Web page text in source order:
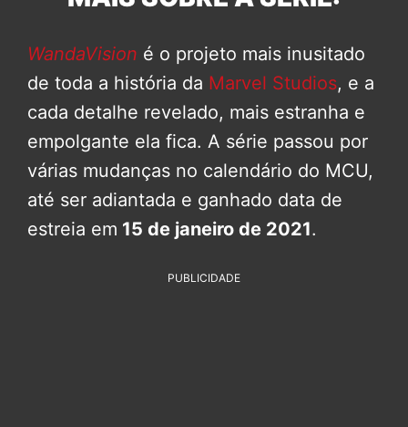
WandaVision é o projeto mais inusitado
de toda a história da Marvel Studios, e a
cada detalhe revelado, mais estranha e
empolgante ela fica. A série passou por
várias mudanças no calendário do MCU,
até ser adiantada e ganhado data de
estreia em 15 de janeiro de 2021.
PUBLICIDADE